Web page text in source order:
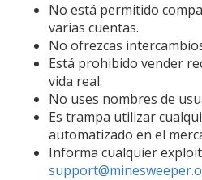
No está permitido
varias cuentas.
No ofrezcas
Está prohibido vender
vida real.
No uses nombres de
Es trampa utilizar
automatizado en el
Informa cualquier